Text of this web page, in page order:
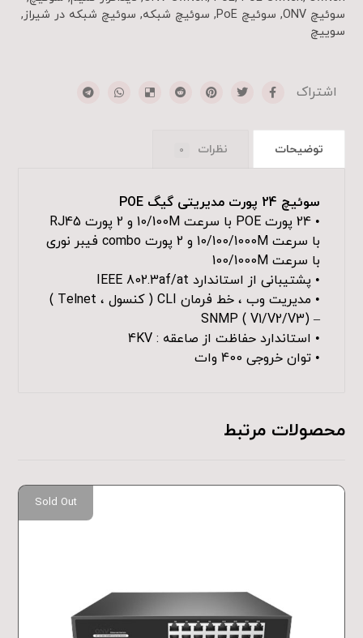
سوئیچ ONV
, سوئیچ PoE , سوئیچ شبکه, سوئیچ شبکه در شیراز,
سوییچ
توضیحات نظرات 0
سوئیچ 24 پورت مدیریتی گیگ POE
• 24 پورت POE با سرعت 10/100M و 2 پورت RJ45
با سرعت 10/100/1000M و 2 پورت combo فیبر نوری
با سرعت 100/1000M
• پشتیبانی از استاندارد IEEE 802.3af/at
• مدیریت وب ، خط فرمان CLI ( کنسول ، Telnet )
– SNMP ( V1/V2/V3)
• استاندارد حفاظت از صاعقه : 4KV
• توان خروجی 400 وات
محصولات مرتبط
Sold Out